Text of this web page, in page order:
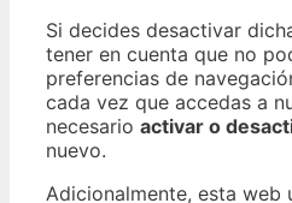
Si decides desactivar
tener en cuenta que no
preferencias de
cada vez que accedas a
necesario activar o
nuevo.
Adicionalmente, esta web